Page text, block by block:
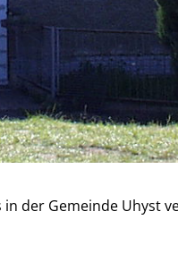
der Gemeinde Uhyst